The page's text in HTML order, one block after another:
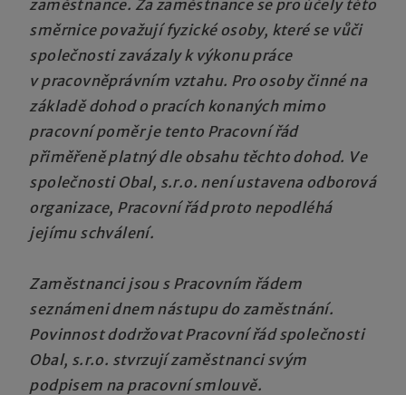
zaměstnance. Za zaměstnance se pro účely této
směrnice považují fyzické osoby, které se vůči
společnosti zavázaly k výkonu práce
v pracovněprávním vztahu. Pro osoby činné na
základě dohod o pracích konaných mimo
pracovní poměr je tento Pracovní řád
přiměřeně platný dle obsahu těchto dohod. Ve
společnosti Obal, s.r.o. není ustavena odborová
organizace, Pracovní řád proto nepodléhá
jejímu schválení.
Zaměstnanci jsou s Pracovním řádem
seznámeni dnem nástupu do zaměstnání.
Povinnost dodržovat Pracovní řád společnosti
Obal, s.r.o. stvrzují zaměstnanci svým
podpisem na pracovní smlouvě.